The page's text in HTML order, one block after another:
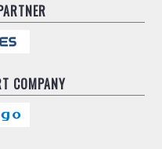
COMPANY